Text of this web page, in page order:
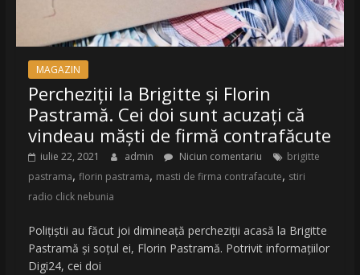
MAGAZIN
Percheziții la Brigitte și Florin
Pastramă. Cei doi sunt acuzați că
vindeau măști de firmă contrafăcute
iulie 22, 2021 admin Niciun comentariu
brigitte
pastrama, florin pastrama, masti de firma contrafacute, stiri
radio click nebunia
Polițiștii au făcut joi dimineață percheziții acasă la Brigitte
Pastramă și soțul ei, Florin Pastramă. Potrivit informațiilor
Digi24, cei doi